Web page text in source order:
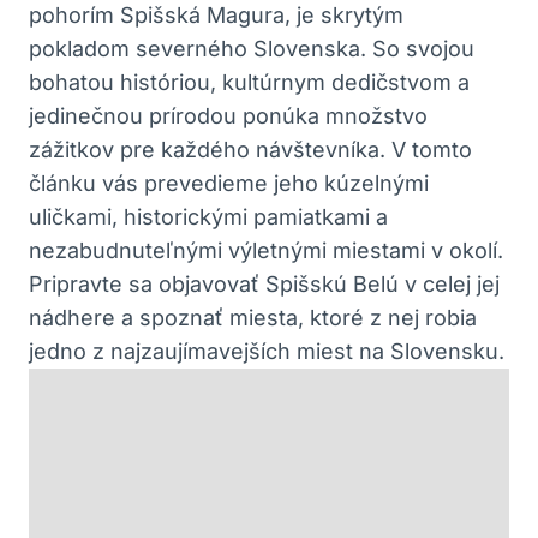
pohorím Spišská Magura, je skrytým
pokladom severného Slovenska. So svojou
bohatou históriou, kultúrnym dedičstvom a
jedinečnou prírodou ponúka množstvo
zážitkov pre každého návštevníka. V tomto
článku vás prevedieme jeho kúzelnými
uličkami, historickými pamiatkami a
nezabudnuteľnými výletnými miestami v okolí.
Pripravte sa objavovať Spišskú Belú v celej jej
nádhere a spoznať miesta, ktoré z nej robia
jedno z najzaujímavejších miest na Slovensku.